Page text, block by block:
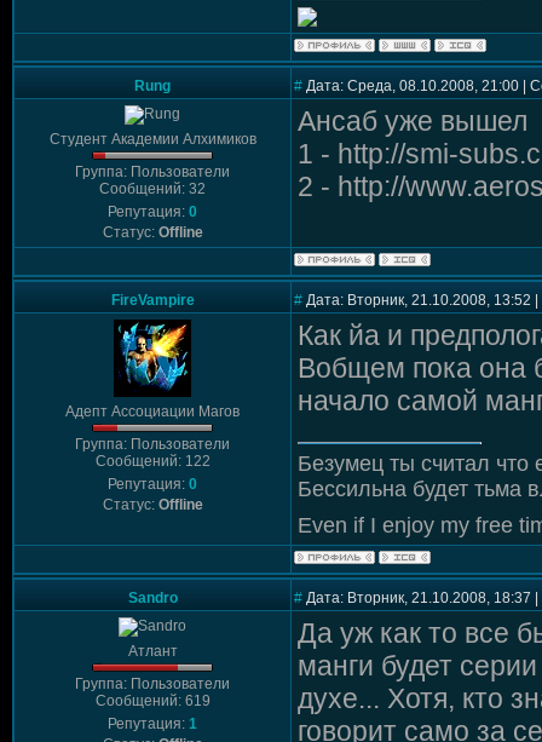
Rung # Дата: Среда, 08.10.2008, 21:00 |
Студент Академии Алхимиков
Группа: Пользователи
Сообщений: 32
Репутация: 0
Статус: Offline
Ансаб уже вышел
1 - http://smi-
2 - http://
FireVampire # Дата: Вторник, 21.10.2008,
Адепт Ассоциации Магов
Группа: Пользователи
Сообщений: 122
Репутация: 0
Статус: Offline
Как йа и
Вобщем пока она
начало самой
Безумец ты считал
Бессильна будет тьма
Even if I enjoy my free
Sandro # Дата: Вторник, 21.10.2008,
Атлант
Группа: Пользователи
Сообщений: 619
Репутация: 1
Да уж как то все
манги будет
духе... Хотя, кто
говорит само за